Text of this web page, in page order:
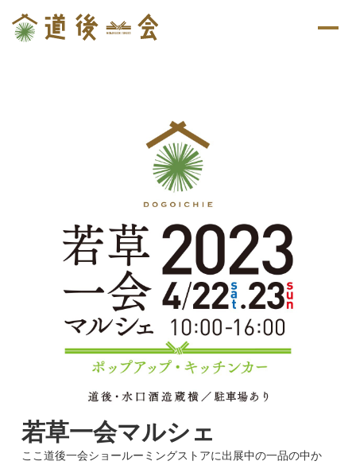
若草一会マルシェ
ここ道後一会ショールーミングストアに出展中の一品の中か